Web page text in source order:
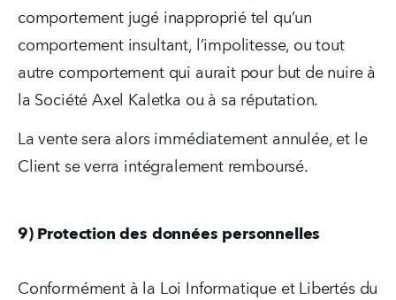
comportement jugé inapproprié tel qu’un
comportement insultant, l’impolitesse, ou tout
autre comportement qui aurait pour but de nuire à
la Société Axel Kaletka ou à sa réputation.
La vente sera alors immédiatement annulée, et le
Client se verra intégralement remboursé.
9) Protection des données personnelles
Conformément à la Loi Informatique et Libertés du